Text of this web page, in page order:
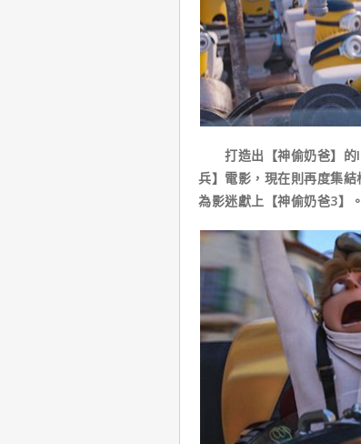
打造出【神偷奶爸】的
兵】電影，現在則再度集
為影迷獻上【神偷奶爸3】。